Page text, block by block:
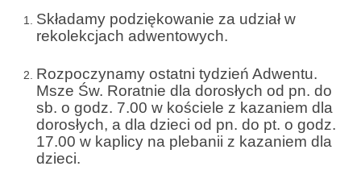
Historia
Nasz patron
Kościół Rektoracki
Vademecum
Składamy podziękowanie za udział w
rekolekcjach adwentowych.
Rozpoczynamy ostatni tydzień Adwentu.
Msze Św. Roratnie dla dorosłych od pn. do
sb. o godz. 7.00 w kościele z kazaniem dla
dorosłych, a dla dzieci od pn. do pt. o godz.
17.00 w kaplicy na plebanii z kazaniem dla
dzieci.